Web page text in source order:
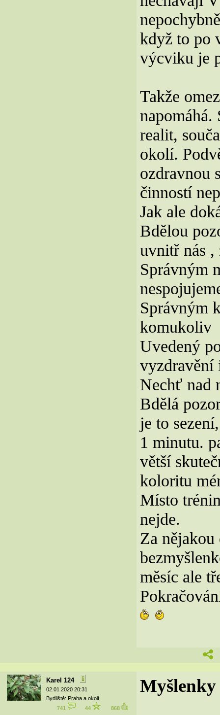
když to po
výcviku je
Takže
realit,
okolí.
ozdravnou
činností
Jak ale
Bdělou
uvnitř nás ,
Správným
Správným
komukoliv
Uvedený
vyzdravění
Nechť nad
Bdělá
je to
1 minutu.
větší
koloritu
Místo
nejde.
Za nějakou
měsíc ale
Karel 124
02.01.2020 20:31
Bydliště: Praha a okolí
741
44 868
Myšlenky